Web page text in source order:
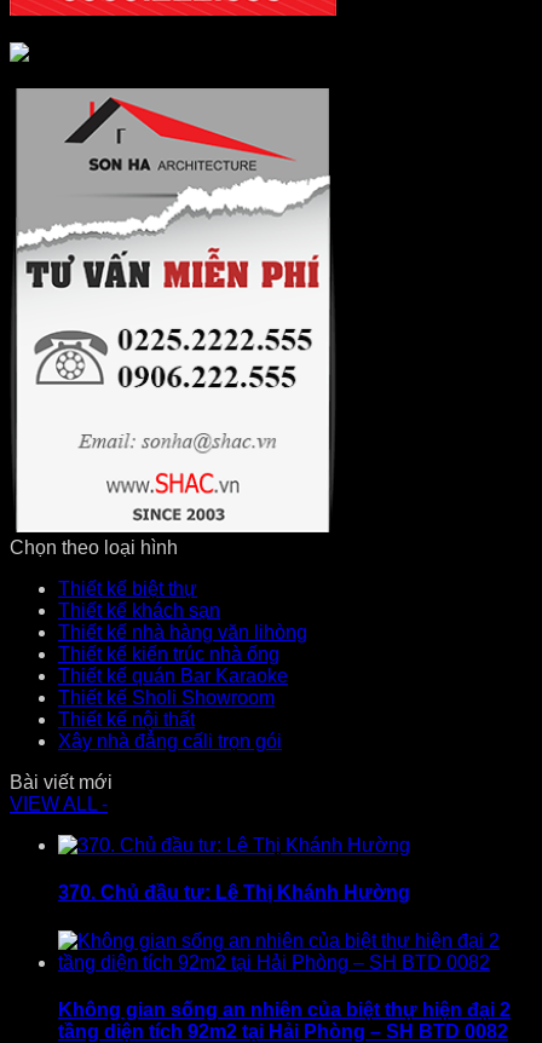
Chọn theo loại hình
Thiết kế biệt thự
Thiết kế khách sạn
Thiết kế nhà hàng văn lihòng
Thiết kế kiến trúc nhà ống
Thiết kế quán Bar Karaoke
Thiết kế Sholi Showroom
Thiết kế nội thất
Xây nhà đẳng cấli trọn gói
Bài viết mới
VIEW ALL -
370. Chủ đầu tư: Lê Thị Khánh Hường
Không gian sống an nhiên của biệt thự hiện đại 2
tầng diện tích 92m2 tại Hải Phòng – SH BTD 0082